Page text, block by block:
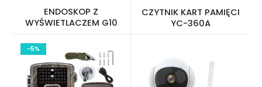
ENDOSKOP Z
WYŚWIETLACZEM G10
CZYTNIK KART PAMIĘCI
YC-360A
-5%